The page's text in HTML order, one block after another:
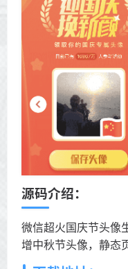
源码介绍：
微信超火国庆节头像
增中秋节头像，静态